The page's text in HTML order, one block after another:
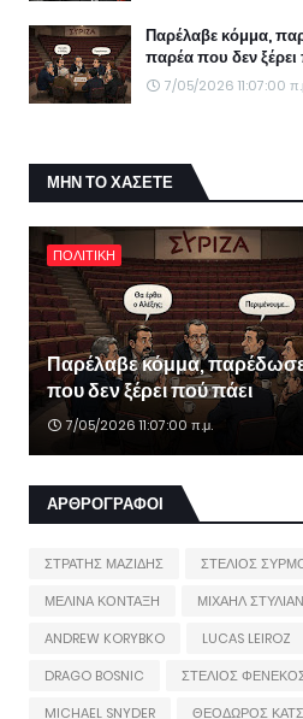
Παρέλαβε κόμμα,
παρέα που δεν
7/05/2026 11:07:00
ΜΗΝ ΤΟ ΧΑΣΕΤΕ
ΠΟΛΙΤΙΚΗ
Παρέλαβε κόμμα,
που δεν ξέρει πού πάει
7/05/2026 11:07:00 π.μ.
ΑΡΘΡΟΓΡΑΦΟΙ
ΣΤΡΑΤΗΣ ΜΑΖΙΔΗΣ
ΣΤΕΛΙΟΣ
ΜΕΛΙΝΑ ΚΟΝΤΑΞΗ
ΜΙΧΑΗΛ
ANDREW KORYBKO
LUCAS LEIROZ
DRAGO BOSNIC
ΣΤΕΛΙΟΣ
MICHAEL SNYDER
ΘΕΟΔΩΡΟΣ